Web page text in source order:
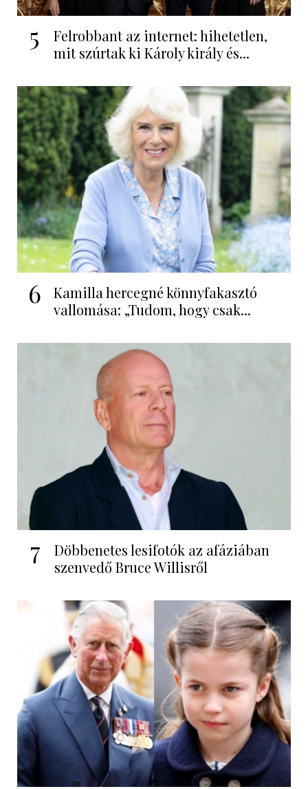
5
Felrobbant az internet: hihetetlen,
mit szúrtak ki Károly király és...
6
Kamilla hercegné könnyfakasztó
vallomása: „Tudom, hogy csak...
7
Döbbenetes lesifotók az afáziában
szenvedő Bruce Willisről